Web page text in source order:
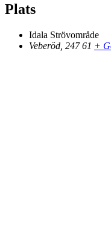
Plats
Idala Strövområde
Veberöd 247 61 +